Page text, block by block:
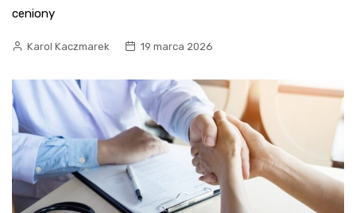
ceniony
Karol Kaczmarek 19 marca 2026